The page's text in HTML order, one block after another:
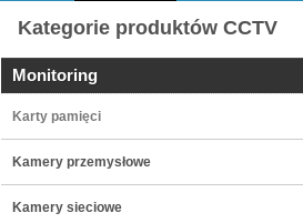
Kategorie produktów CCTV
Monitoring
Karty pamięci
Kamery przemysłowe
Kamery sieciowe